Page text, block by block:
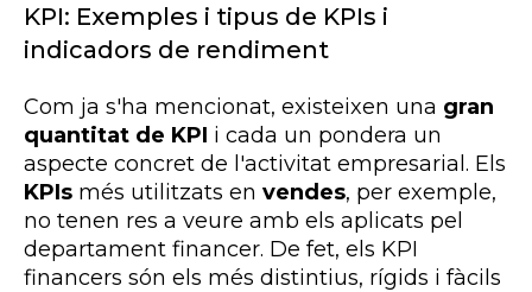
KPI: Exemples i tipus de KPIs i
indicadors de rendiment
Com ja s'ha mencionat, existeixen una gran
quantitat de KPI i cada un pondera un
aspecte concret de l'activitat empresarial. Els
KPIs més utilitzats en vendes, per exemple,
no tenen res a veure amb els aplicats pel
departament financer. De fet, els KPI
financers són els més distintius, rígids i fàcils